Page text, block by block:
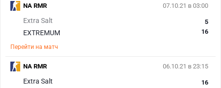
07.10.21 в 03:00
Extra Salt
EXTREMUM
5
16
Перейти на матч
NA RMR
06.10.21 в 23:15
Extra Salt 16
NA RMR